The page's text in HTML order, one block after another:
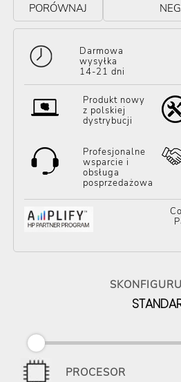
PORÓWNAJ
Darmowa
wysyłka
14-21 dni
Produkt nowy
z polskiej
dystrybucji
Profesjonalne
wsparcie i
obsługa
posprzedażowa
PROCESOR